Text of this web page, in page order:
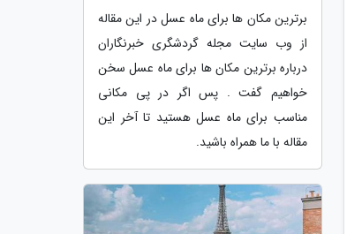
برترین مکان ها برای ماه عسل در این مقاله
از وب سایت مجله گردشگری خبرنگاران
درباره برترین مکان ها برای ماه عسل سخن
خواهیم گفت . پس اگر در پی مکانی
مناسب برای ماه عسل هستید تا آخر این
مقاله با ما همراه باشید.